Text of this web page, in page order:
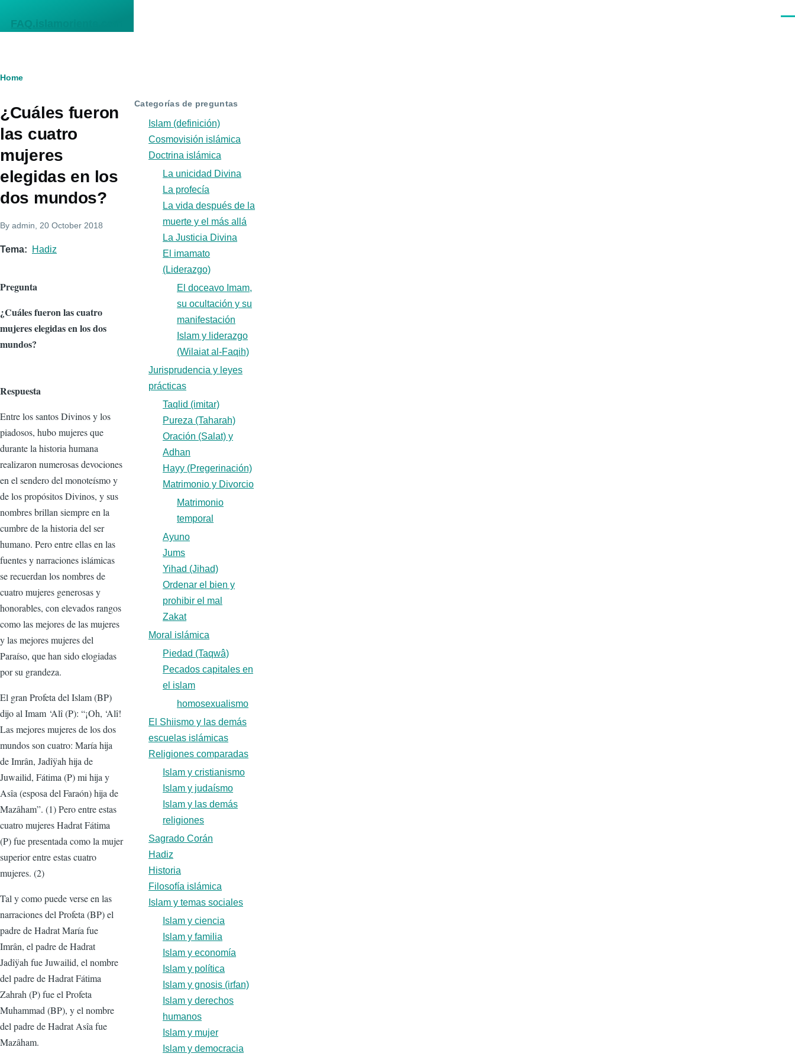
FAQ.islamoriente.com
Breadcrumb
Home
¿Cuáles fueron
las cuatro
mujeres
elegidas en los
dos mundos?
By admin , 20 October 2018
Tema Hadiz
Pregunta
¿Cuáles fueron las cuatro
mujeres elegidas en los dos
mundos?
Respuesta
Entre los santos Divinos y los
piadosos, hubo mujeres que
durante la historia humana
realizaron numerosas devociones
en el sendero del monoteísmo y
de los propósitos Divinos, y sus
nombres brillan siempre en la
cumbre de la historia del ser
humano. Pero entre ellas en las
fuentes y narraciones islámicas
se recuerdan los nombres de
cuatro mujeres generosas y
honorables, con elevados rangos
como las mejores de las mujeres
y las mejores mujeres del
Paraíso, que han sido elogiadas
por su grandeza.
El gran Profeta del Islam (BP)
dijo al Imam ‘Alî (P): “¡Oh, ‘Alî!
Las mejores mujeres de los dos
mundos son cuatro: María hija
de Imrân, Jadîÿah hija de
Juwailid, Fátima (P) mi hija y
Asîa (esposa del Faraón) hija de
Mazâham”. (1) Pero entre estas
cuatro mujeres Hadrat Fátima
(P) fue presentada como la mujer
superior entre estas cuatro
mujeres. (2)
Tal y como puede verse en las
narraciones del Profeta (BP) el
padre de Hadrat María fue
Imrân, el padre de Hadrat
Jadîÿah fue Juwailid, el nombre
del padre de Hadrat Fátima
Zahrah (P) fue el Profeta
Muhammad (BP), y el nombre
del padre de Hadrat Asîa fue
Mazâham.
Categorías de preguntas
Islam (definición)
Cosmovisión islámica
Doctrina islámica
La unicidad Divina
La profecía
La vida después de la
muerte y el más allá
La Justicia Divina
El imamato
(Liderazgo)
El doceavo Imam,
su ocultación y su
manifestación
Islam y liderazgo
(Wilaiat al-Faqih)
Jurisprudencia y leyes
prácticas
Taqlid (imitar)
Pureza (Taharah)
Oración (Salat) y
Adhan
Hayy (Pregerinación)
Matrimonio y Divorcio
Matrimonio
temporal
Ayuno
Jums
Yihad (Jihad)
Ordenar el bien y
prohibir el mal
Zakat
Moral islámica
Piedad (Taqwâ)
Pecados capitales en
el islam
homosexualismo
El Shiismo y las demás
escuelas islámicas
Religiones comparadas
Islam y cristianismo
Islam y judaísmo
Islam y las demás
religiones
Sagrado Corán
Hadiz
Historia
Filosofía islámica
Islam y temas sociales
Islam y ciencia
Islam y familia
Islam y economía
Islam y política
Islam y gnosis (irfan)
Islam y derechos
humanos
Islam y mujer
Islam y democracia